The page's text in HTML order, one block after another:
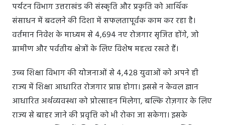
पर्यटन विभाग उत्तराखंड की संस्कृति और प्रकृति को आर्थिक
संसाधन में बदलने की दिशा में सफलतापूर्वक काम कर रहा है।
वर्तमान निवेश के माध्यम से 4,694 नए रोजगार सृजित होंगे, जो
ग्रामीण और पर्वतीय क्षेत्रों के लिए विशेष महत्व रखते हैं।
उच्च शिक्षा विभाग की योजनाओं से 4,428 युवाओं को अपने ही
राज्य में शिक्षा आधारित रोजगार प्राप्त होगा। इससे न केवल ज्ञान
आधारित अर्थव्यवस्था को प्रोत्साहन मिलेगा, बल्कि रोज़गार के लिए
राज्य से बाहर जाने की प्रवृत्ति को भी रोका जा सकेगा। इसके